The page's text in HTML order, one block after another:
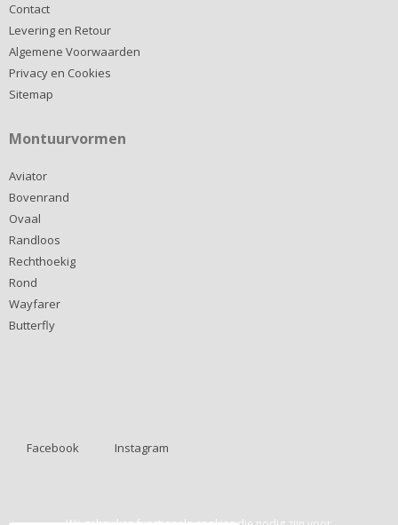
Contact
Levering en Retour
Algemene Voorwaarden
Privacy en Cookies
Sitemap
Montuurvormen
Aviator
Bovenrand
Ovaal
Randloos
Rechthoekig
Rond
Wayfarer
Butterfly
Facebook Instagram